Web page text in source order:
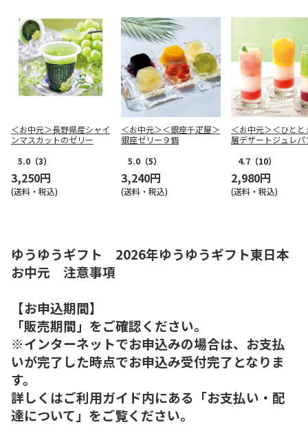
＜お中元＞長野県産シャイ
ンマスカットのゼリー
5.0 （3）
3,250円
(送料・税込)
＜お中元＞＜銀座千疋屋＞
銀座ゼリー９個
5.0 （5）
3,240円
(送料・税込)
＜お中元＞＜ひとと
層デザートジュレパ
4.7 （10）
2,980円
(送料・税込)
ゆうゆうギフト 2026年ゆうゆうギフト東日本
お中元 注意事項
【お申込期間】
「販売期間」をご確認ください。
※インターネットでお申込みの場合は、お支払
いが完了した時点でお申込み受付完了となりま
す。
詳しくはご利用ガイド内にある「お支払い・配
達について」をご覧ください。